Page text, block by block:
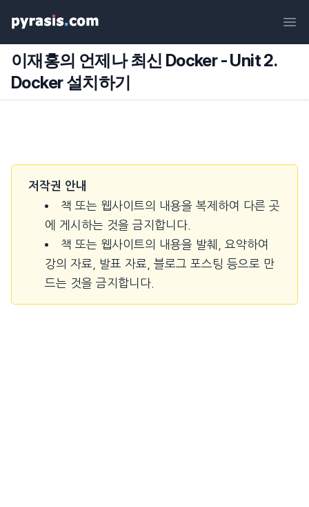
이재홍의 언제나 최신 Docker - Unit 2.
Docker 설치하기
저작권 안내
책 또는 웹사이트의 내용을 복제하여 다른 곳
에 게시하는 것을 금지합니다.
책 또는 웹사이트의 내용을 발췌, 요약하여
강의 자료, 발표 자료, 블로그 포스팅 등으로 만
드는 것을 금지합니다.